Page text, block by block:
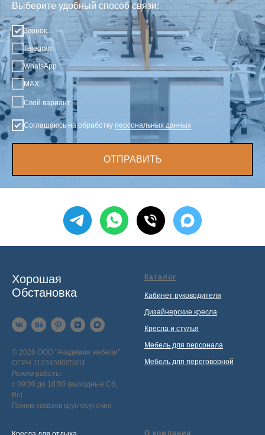
Выберите удобный способ связи:
Звонок
Telegram
WhatsApp
MAX
Свой вариант
Соглашаюсь на обработку персональных данных
ОТПРАВИТЬ
Хорошая
Обстановка
© 2026 ООО "Академия мебели"
ОГРН 1123459005911
Режим работы:
с 09:00 до 18:00 (выходные Сб,
Вс)
Прием заказов круглосуточно
Каталог
Кабинет руководителя
Дизайнерские кресла
Кресла и стулья
Мебель для персонала
Мебель для переговорной